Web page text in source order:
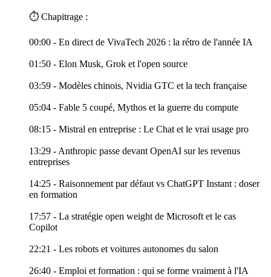
⏱️ Chapitrage :
00:00 - En direct de VivaTech 2026 : la rétro de l'année IA
01:50 - Elon Musk, Grok et l'open source
03:59 - Modèles chinois, Nvidia GTC et la tech française
05:04 - Fable 5 coupé, Mythos et la guerre du compute
08:15 - Mistral en entreprise : Le Chat et le vrai usage pro
13:29 - Anthropic passe devant OpenAI sur les revenus
entreprises
14:25 - Raisonnement par défaut vs ChatGPT Instant : doser
en formation
17:57 - La stratégie open weight de Microsoft et le cas
Copilot
22:21 - Les robots et voitures autonomes du salon
26:40 - Emploi et formation : qui se forme vraiment à l'IA